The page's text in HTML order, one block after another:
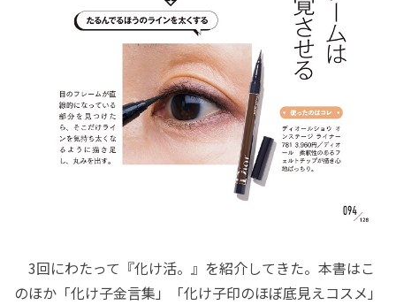
3回にわたって『化け活。』を紹介してきた。本書はこ
のほか「化け子金言集」「化け子印のほぼ底見えコスメ」